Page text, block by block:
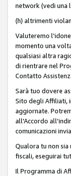
network (vedi una
(h) altrimenti
Valuteremo
momento una
qualsiasi altra
di rientrare nel
Contatto
Sarà tuo dovere
Sito degli Affiliati,
aggiornate.
all'Accordo
comunicazioni
Qualora tu non
fiscali, eseguirai
Il Programma di